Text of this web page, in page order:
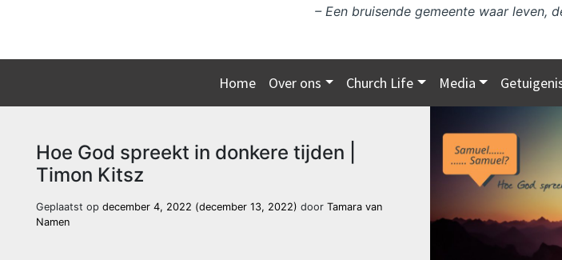
– Een bruisende gemeente waar leven,
Home Over ons Church Life Media
Hoe God spreekt in donkere tijden |
Timon Kitsz
Geplaatst op december 4, 2022 (december 13, 2022) door Tamara van
Namen